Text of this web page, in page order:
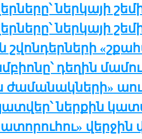
ներկայի
ներկայի
դեղին
ժամանակների»
ներքին
վերջին